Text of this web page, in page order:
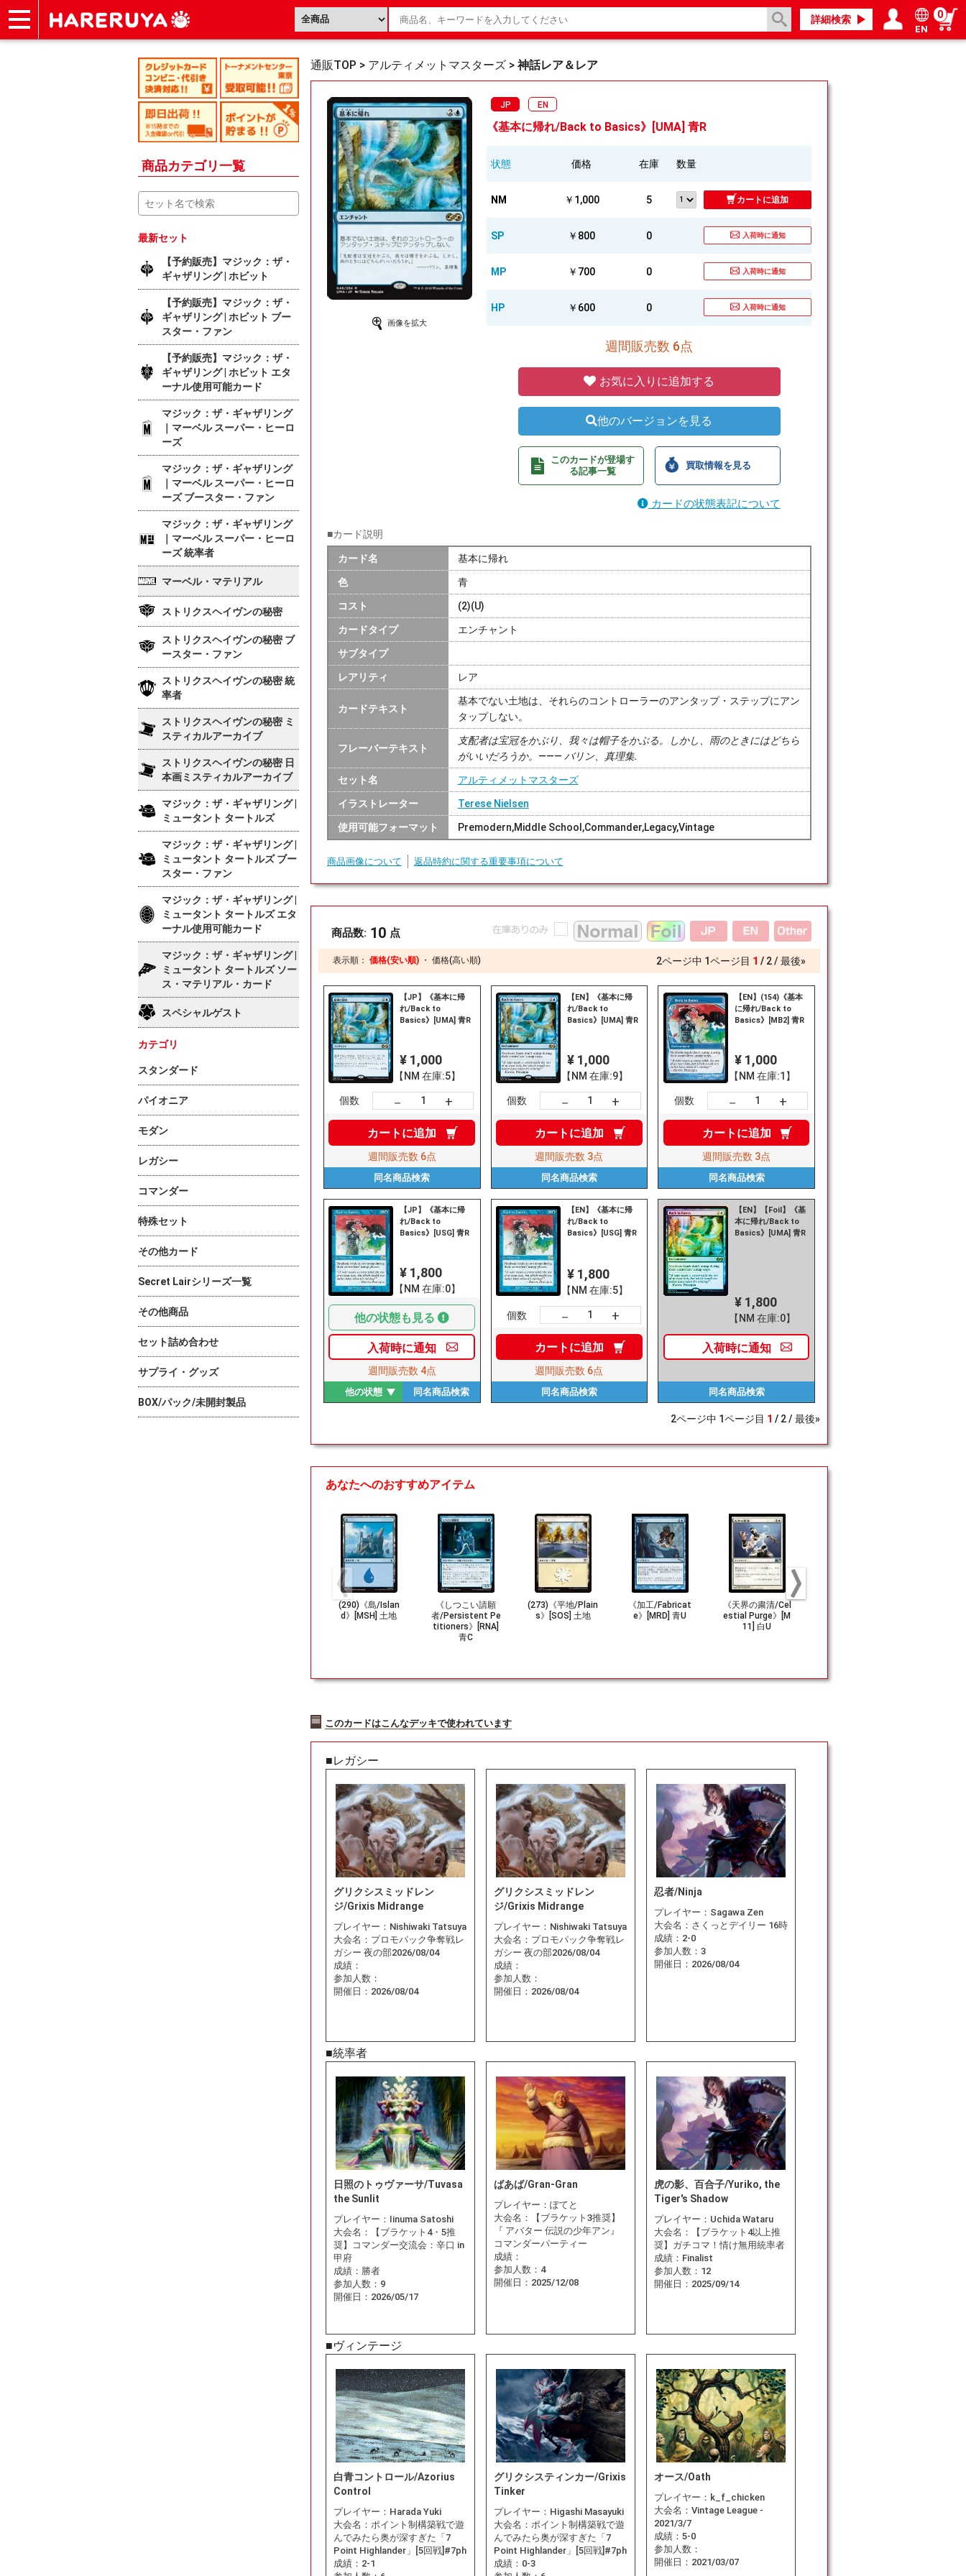
詳細検索
EN
0
商品カテゴリ一覧
通販TOP > アルティメットマスターズ > 神話レア＆レア
画像を拡大
JP EN
《基本に帰れ/Back to Basics》[UMA] 青R
状態 価格 在庫 数量
NM ￥1,000 5 カートに追加
SP ￥800 0 入荷時に通知
MP ￥700 0 入荷時に通知
HP ￥600 0 入荷時に通知
週間販売数 6点
お気に入りに追加する
他のバージョンを見る
このカードが登場す
る記事一覧
買取情報を見る
カードの状態表記について
■カード説明
カード名 基本に帰れ
色 青
コスト (2)(U)
カードタイプ エンチャント
サブタイプ
レアリティ レア
カードテキスト
基本でない土地は、それらのコントローラーのアンタップ・ステップにアン
タップしない。
フレーバーテキスト
支配者は宝冠をかぶり、我々は帽子をかぶる。しかし、雨のときにはどちら
がいいだろうか。――― バリン、真理集.
セット名 アルティメットマスターズ
イラストレーター Terese Nielsen
使用可能フォーマット Premodern,Middle School,Commander,Legacy,Vintage
商品画像について 返品特約に関する重要事項について
商品数: 10 点
表示順： 価格(安い順) ・ 価格(高い順) 2ページ中 1ページ目 1 2 最後»
【JP】《基本に帰
れ/Back to
Basics》[UMA] 青R
¥ 1,000
【NM 在庫:5】
個数 － +
カートに追加
週間販売数 6点
同名商品検索
【EN】《基本に帰
れ/Back to
Basics》[UMA] 青R
¥ 1,000
【NM 在庫:9】
個数 － +
カートに追加
週間販売数 3点
同名商品検索
【EN】(154)《基本
に帰れ/Back to
Basics》[MB2] 青R
¥ 1,000
【NM 在庫:1】
個数 － +
カートに追加
週間販売数 3点
同名商品検索
【JP】《基本に帰
れ/Back to
Basics》[USG] 青R
¥ 1,800
【NM 在庫:0】
他の状態も見る
入荷時に通知
週間販売数 4点
同名商品検索
他の状態
【EN】《基本に帰
れ/Back to
Basics》[USG] 青R
¥ 1,800
【NM 在庫:5】
個数 － +
カートに追加
週間販売数 6点
同名商品検索
【EN】【Foil】《基
本に帰れ/Back to
Basics》[UMA] 青R
¥ 1,800
【NM 在庫:0】
入荷時に通知
同名商品検索
2ページ中 1ページ目 1 2 最後»
あなたへのおすすめアイテム
(290)《島/Islan
d》[MSH] 土地
《しつこい請願
者/Persistent Pe
titioners》[RNA]
青C
(273)《平地/Plain
s》[SOS] 土地
《加工/Fabricat
e》[MRD] 青U
《天界の粛清/Cel
estial Purge》[M
11] 白U
このカードはこんなデッキで使われています
■レガシー
グリクシスミッドレン
ジ/Grixis Midrange
プレイヤー： Nishiwaki Tatsuya
大会名： プロモパック争奪戦レ
ガシー 夜の部2026/08/04
成績：
参加人数：
開催日： 2026/08/04
グリクシスミッドレン
ジ/Grixis Midrange
プレイヤー： Nishiwaki Tatsuya
大会名： プロモパック争奪戦レ
ガシー 夜の部2026/08/04
成績：
参加人数：
開催日： 2026/08/04
忍者/Ninja
プレイヤー： Sagawa Zen
大会名： さくっとデイリー 16時
成績： 2-0
参加人数： 3
開催日： 2026/08/04
■統率者
日照のトゥヴァーサ/Tuvasa
the Sunlit
プレイヤー： Iinuma Satoshi
大会名：
【ブラケット4・5推
奨】コマンダー交流会：辛口 in
甲府
成績： 勝者
参加人数： 9
開催日： 2026/05/17
ばあば/Gran-Gran
プレイヤー： ぽてと
大会名：
【ブラケット3推奨】
『 アバター 伝説の少年アン』
コマンダーパーティー
成績：
参加人数： 4
開催日： 2025/12/08
虎の影、百合子/Yuriko, the
Tiger's Shadow
プレイヤー： Uchida Wataru
大会名：
【ブラケット4以上推
奨】ガチコマ！情け無用統率者
成績： Finalist
参加人数： 12
開催日： 2025/09/14
■ヴィンテージ
白青コントロール/Azorius
Control
プレイヤー： Harada Yuki
大会名： ポイント制構築戦で遊
んでみたら奥が深すぎた「7
Point Highlander」[5回戦]#7ph
成績： 2-1
グリクシスティンカー/Grixis
Tinker
プレイヤー： Higashi Masayuki
大会名： ポイント制構築戦で遊
んでみたら奥が深すぎた「7
Point Highlander」[5回戦]#7ph
成績： 0-3
オース/Oath
プレイヤー： k_f_chicken
大会名： Vintage League -
2021/3/7
成績： 5-0
参加人数：
開催日： 2021/03/07